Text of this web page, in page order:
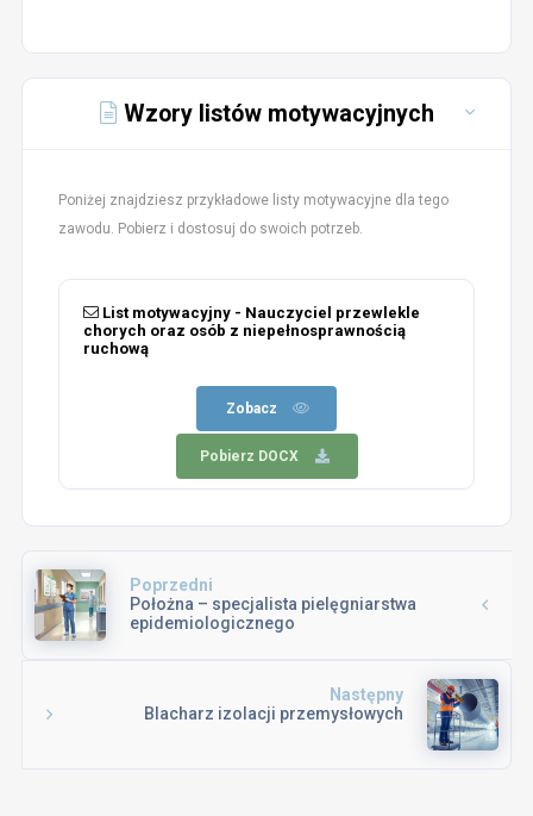
Wzory listów motywacyjnych
Poniżej znajdziesz przykładowe listy motywacyjne dla tego
zawodu. Pobierz i dostosuj do swoich potrzeb.
List motywacyjny - Nauczyciel przewlekle
chorych oraz osób z niepełnosprawnością
ruchową
Zobacz
Pobierz DOCX
Poprzedni
Położna – specjalista pielęgniarstwa
epidemiologicznego
Następny
Blacharz izolacji przemysłowych